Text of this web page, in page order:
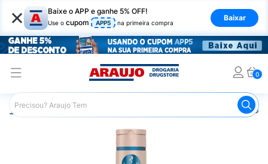
× Baixe o APP e ganhe 5% OFF!
Use o cupom APP5 na primeira compra
Baixar
0
Araujo Cabelo Cabelos Loiros ou